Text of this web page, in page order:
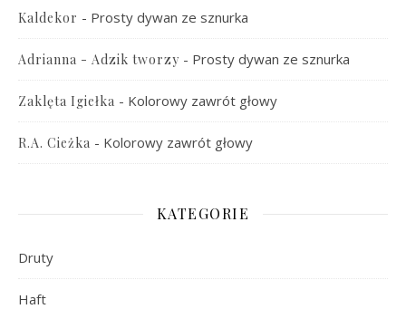
Kaldekor - Prosty dywan ze sznurka
Adrianna - Adzik tworzy - Prosty dywan ze sznurka
Zaklęta Igiełka - Kolorowy zawrót głowy
R.A. Cieżka - Kolorowy zawrót głowy
KATEGORIE
Druty
Haft